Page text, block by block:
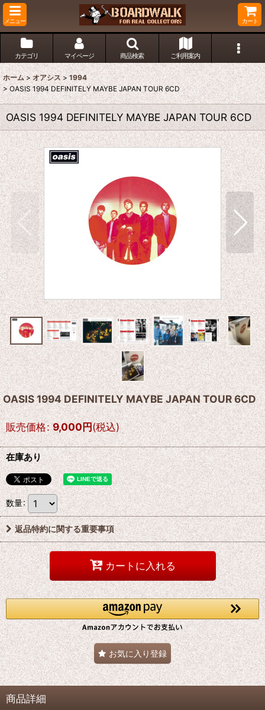
メニュー カート
カテゴリ マイページ 商品検索 ご利用案内
ホーム > オアシス > 1994
> OASIS 1994 DEFINITELY MAYBE JAPAN TOUR 6CD
OASIS 1994 DEFINITELY MAYBE JAPAN TOUR 6CD
OASIS 1994 DEFINITELY MAYBE JAPAN TOUR 6CD
販売価格: 9,000円(税込)
在庫あり
数量:
返品特約に関する重要事項
カートに入れる
お気に入り登録
商品詳細